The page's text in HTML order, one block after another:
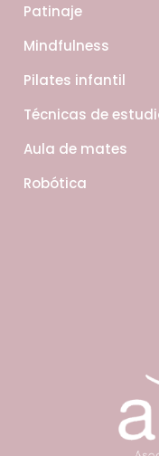
Patinaje
Mindfulness
Pilates infantil
Técnicas de
Aula de mates
Robótica